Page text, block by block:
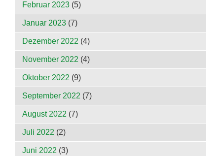
Februar 2023 (5)
Januar 2023 (7)
Dezember 2022 (4)
November 2022 (4)
Oktober 2022 (9)
September 2022 (7)
August 2022 (7)
Juli 2022 (2)
Juni 2022 (3)